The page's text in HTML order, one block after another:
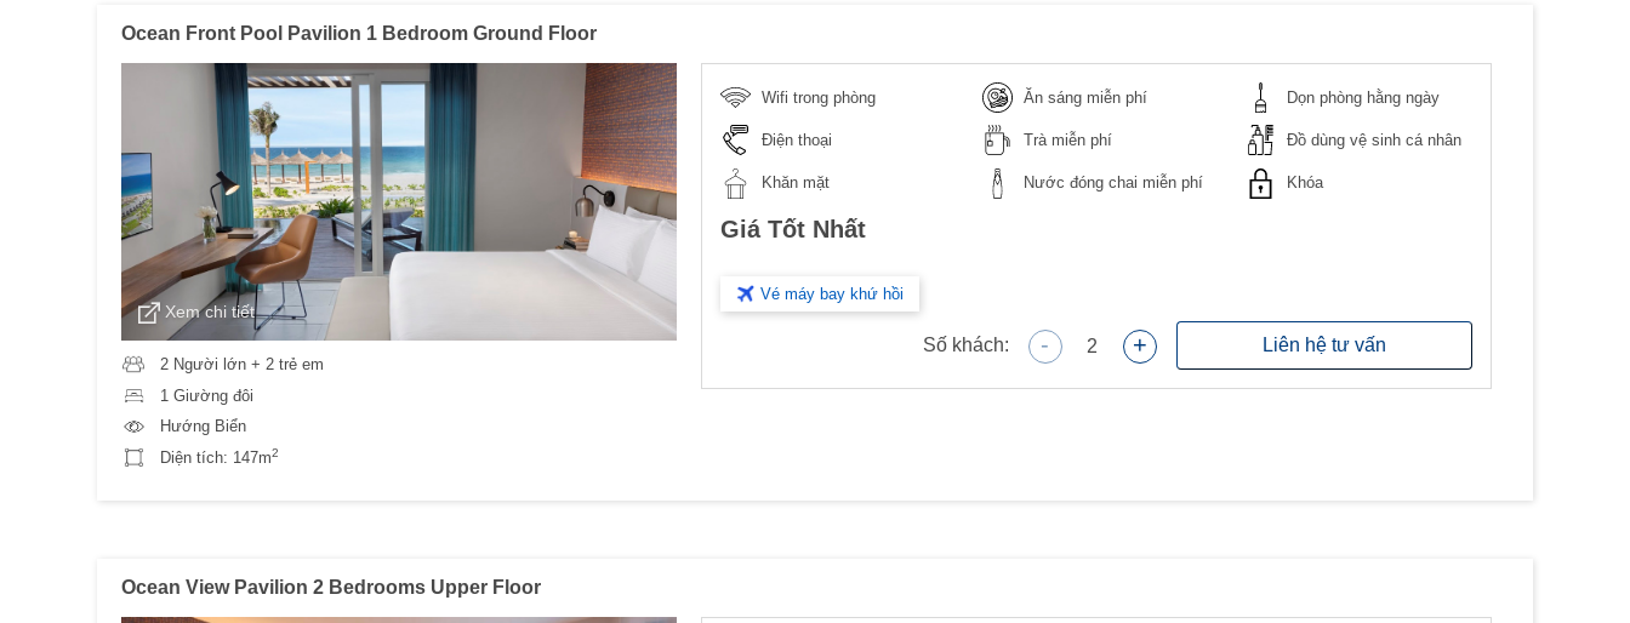
Ocean Front Pool Pavilion 1 Bedroom Ground Floor
Xem chi tiết
2 Người lớn + 2 trẻ em
1 Giường đôi
Hướng Biển
Diện tích: 147m2
Wifi trong phòng Ăn sáng miễn phí Dọn phòng hằng ngày
Điện thoại Trà miễn phí Đồ dùng vệ sinh cá nhân
Khăn mặt Nước đóng chai miễn phí Khóa
Giá Tốt Nhất
Vé máy bay khứ hồi
Số khách: - 2 + Liên hệ tư vấn
Ocean View Pavilion 2 Bedrooms Upper Floor